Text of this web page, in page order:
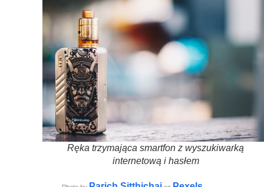
Ręka trzymająca smartfon z wyszukiwarką
internetową i hasłem